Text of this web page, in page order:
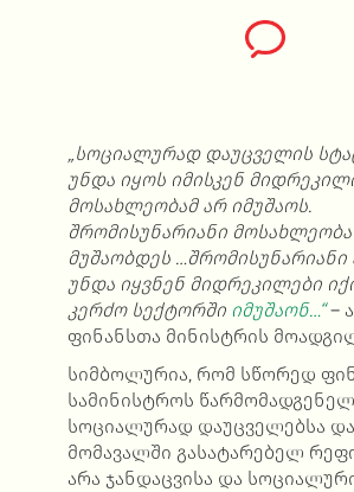
„სოციალურად დაუცველის
უნდა იყოს იმისკენ
მოსახლეობამ არ იმუშაოს.
შრომისუნარიანი
მუშაობდეს …შრომისუნარიანი
უნდა იყვნენ მიდრეკილები
კერძო სექტორში იმუშაონ…“ –
ფინანსთა მინისტრის
სიმბოლურია, რომ სწორედ
სამინისტროს
სოციალურად დაუცველებსა და
მომავალში გასატარებელ
არა ჯანდაცვისა და